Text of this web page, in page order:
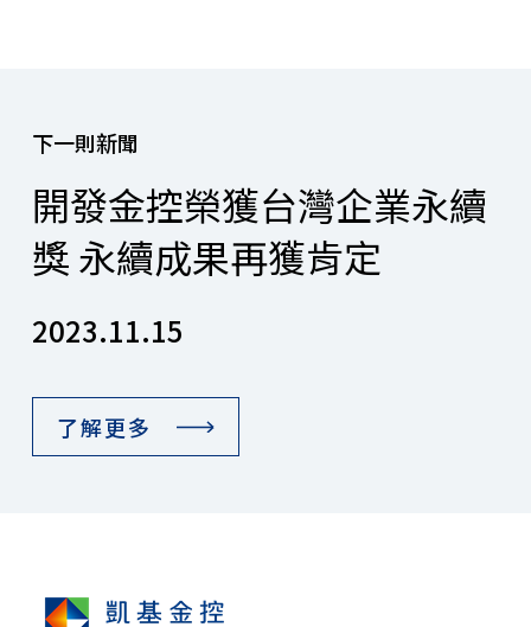
下一則新聞
開發金控榮獲台灣企業永續
獎 永續成果再獲肯定
2023.11.15
了解更多